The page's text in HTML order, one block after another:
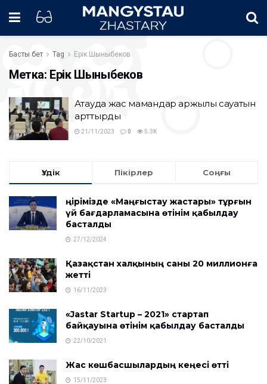
Басты бет Tag Ерік Шыныбеков
Метка: Ерік Шыныбеков
Ақтауда жас мамандар қаржылық сауатын
арттырды
21/11/2023 0 5.3K
Үздік Пікірлер Соңғы
Өңірімізде «Маңғыстау жастары» тұрғын
үй бағдарламасына өтінім қабылдау
басталды
27/12/2024
Қазақстан халқының саны 20 миллионға
жетті
16/11/2023
«Jastar Startup – 2021» стартап
байқауына өтінім қабылдау басталды
22/10/2021
Жас көшбасшылардың кеңесі өтті
15/11/2023